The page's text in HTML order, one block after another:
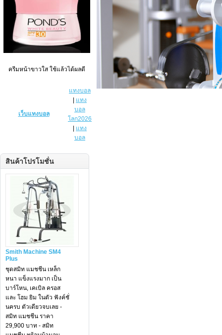
ครีมหน้าขาวใส ใช้แล้วได้ผลดี
เว็บแทงบอล
แทงบอล
แทง
บอล
โลก2026
แทง
บอล
สินค้าโปรโมชั่น
Smith Machine SM4
Plus
ชุดสมิท แมชชีน เหล็ก
หนา แข็งแรงมาก เป็น
บาร์โหน, เคเบิล ครอส
และ โฮม ยิม ในตัว ฟังค์ชั่
นครบ ตัวเดียวจบเลย -
สมิท แมชชีน ราคา
29,900 บาท - สมิท